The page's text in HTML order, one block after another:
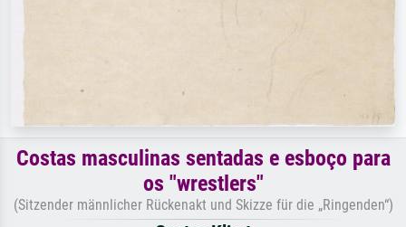
Costas masculinas sentadas e esboço para
os "wrestlers"
(Sitzender männlicher Rückenakt und Skizze für die „Ringenden“)